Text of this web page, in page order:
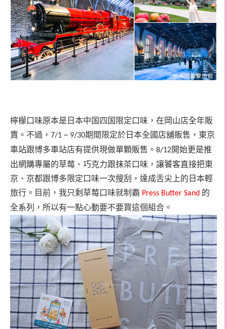
檸檬口味原本是日本中国四国限定口味，在岡山店全年販
賣。不過， 7/1 ~ 9/30期間限定於日本全國店舖販售，東京
車站跟博多車站店有提供現做單顆販售。 8/12開始更是推
出網購專屬的草莓、巧克力跟抹茶口味，讓饕客直接把東
京、京都跟博多限定口味一次搜刮，達成舌尖上的日本輕
旅行。目前，我只剩草莓口味就制霸 Press Butter Sand 的
全系列，所以有一點心動要不要買這個組合。